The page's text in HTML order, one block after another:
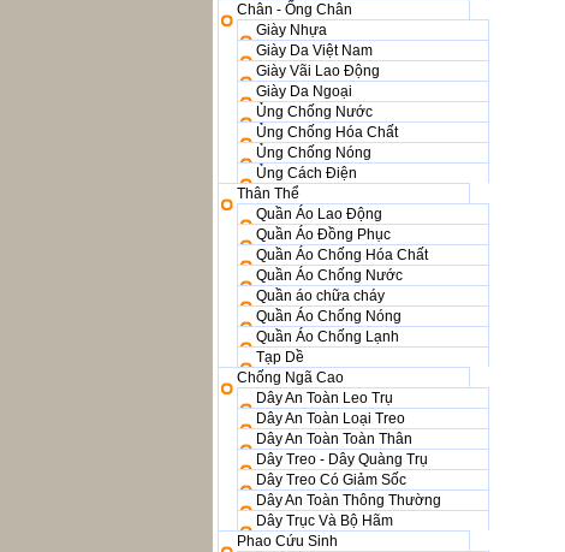
Chân - Ống Chân
Giày Nhựa
Giày Da Việt Nam
Giày Vãi Lao Động
Giày Da Ngoại
Ủng Chống Nước
Ủng Chống Hóa Chất
Ủng Chống Nóng
Ủng Cách Điện
Thân Thể
Quần Áo Lao Động
Quần Áo Đồng Phục
Quần Áo Chống Hóa Chất
Quần Áo Chống Nước
Quần áo chữa cháy
Quần Áo Chống Nóng
Quần Áo Chống Lạnh
Tạp Dề
Chống Ngã Cao
Dây An Toàn Leo Trụ
Dây An Toàn Loại Treo
Dây An Toàn Toàn Thân
Dây Treo - Dây Quàng Trụ
Dây Treo Có Giảm Sốc
Dây An Toàn Thông Thường
Dây Trục Và Bộ Hãm
Phao Cứu Sinh